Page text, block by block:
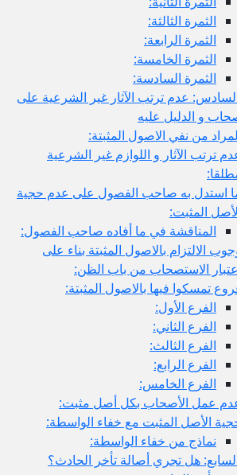
الثمرة الثالثة:
الثمرة الرابعة:
الثمرة الخامسة:
الثمرة السادسة:
السادس: عدم ترتب الآثار غير الشرعية على
و الدليل عليه
من نفي الاصول المثبتة:
ترتب الآثار و اللوازم غير الشرعية
استدل به صاحب الفصول على عدم حجية
المثبت:
المناقشة في ما أفاده صاحب الفصول:
الالتزام بالاصول المثبتة بناء على
الاستصحاب من باب الظن:
تمسكوا فيها بالاصول المثبتة:
الفرع الأول:
الفرع الثاني:
الفرع الثالث:
الفرع الرابع:
الفرع الخامس:
عمل الأصحاب بكل أصل مثبت:
الأصل المثبت مع خفاء الواسطة:
نماذج من خفاء الواسطة:
هل تجري أصالة تأخر الحادث؟